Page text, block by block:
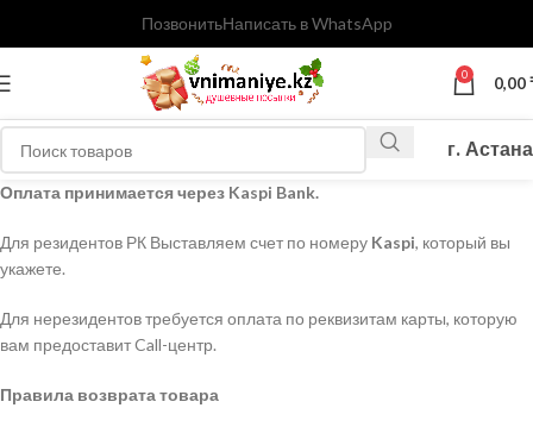
ПозвонитьНаписать в WhatsApp
0 0,00
г. Астана
Оплата принимается через Kaspi Bank.
Для резидентов РК Выставляем счет по номеру Kaspi, который вы
укажете.
Для нерезидентов требуется оплата по реквизитам карты, которую
вам предоставит Call-центр.
Правила возврата товара